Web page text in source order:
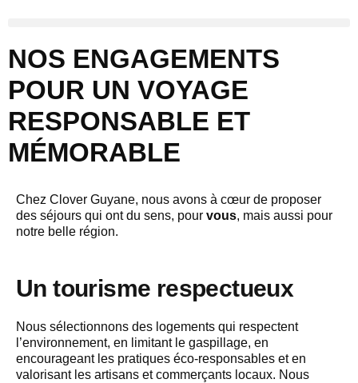
NOS ENGAGEMENTS
POUR UN VOYAGE
RESPONSABLE ET
MÉMORABLE
Chez Clover Guyane, nous avons à cœur de proposer
des séjours qui ont du sens, pour vous, mais aussi pour
notre belle région.
Un tourisme respectueux
Nous sélectionnons des logements qui respectent
l’environnement, en limitant le gaspillage, en
encourageant les pratiques éco-responsables et en
valorisant les artisans et commerçants locaux. Nous